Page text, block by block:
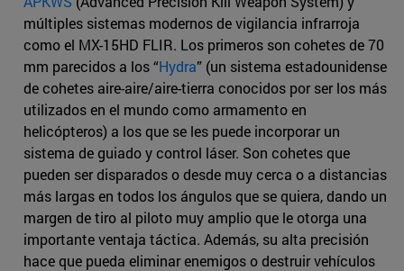
múltiples sistemas modernos de vigilancia infrarroja
como el MX-15HD FLIR. Los primeros son cohetes de 70
mm parecidos a los “Hydra” (un sistema estadounidense
de cohetes aire-aire/aire-tierra conocidos por ser los más
utilizados en el mundo como armamento en
helicópteros) a los que se les puede incorporar un
sistema de guiado y control láser. Son cohetes que
pueden ser disparados o desde muy cerca o a distancias
más largas en todos los ángulos que se quiera, dando un
margen de tiro al piloto muy amplio que le otorga una
importante ventaja táctica. Además, su alta precisión
hace que pueda eliminar enemigos o destruir vehículos